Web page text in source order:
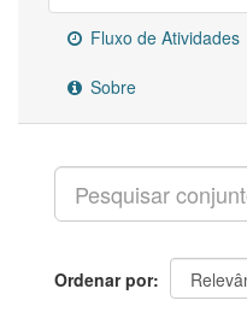
Fluxo de Atividades
Sobre
Ordenar por